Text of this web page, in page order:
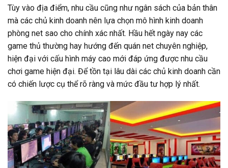
Tùy vào địa điểm, nhu cầu cũng như ngân sách của bản thân
mà các chủ kinh doanh nên lựa chọn mô hình kinh doanh
phòng net sao cho chính xác nhất. Hầu hết ngày nay các
game thủ thường hay hướng đến quán net chuyên nghiệp,
hiện đại với cấu hình máy cao mới đáp ứng được nhu cầu
chơi game hiện đại. Để tồn tại lâu dài các chủ kinh doanh cần
có chiến lược cụ thể rõ ràng và mức đầu tư hợp lý nhất.